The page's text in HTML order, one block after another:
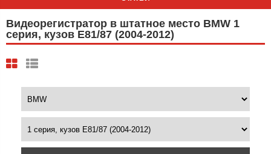
Видеорегистратор в штатное место BMW 1
серия, кузов E81/87 (2004-2012)